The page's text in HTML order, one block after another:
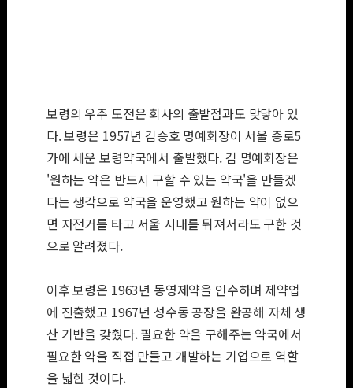
보령의 우주 도전은 회사의 출발점과도 맞닿아 있
다. 보령은 1957년 김승호 명예회장이 서울 종로5
가에 세운 보령약국에서 출발했다. 김 명예회장은
'원하는 약은 반드시 구할 수 있는 약국'을 만들겠
다는 생각으로 약국을 운영했고 원하는 약이 없으
면 자전거를 타고 서울 시내를 뒤져서라도 구한 것
으로 알려졌다.
이후 보령은 1963년 동영제약을 인수하며 제약업
에 진출했고 1967년 성수동 공장을 완공해 자체 생
산 기반을 갖췄다. 필요한 약을 구해주는 약국에서
필요한 약을 직접 만들고 개발하는 기업으로 역할
을 넓힌 것이다.